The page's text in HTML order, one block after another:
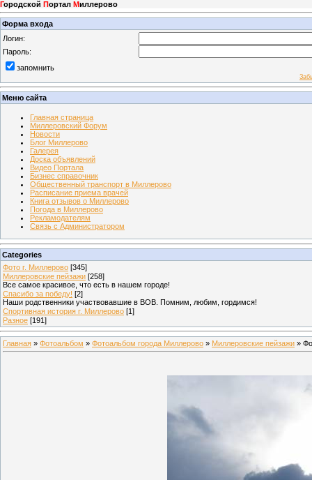
Городской Портал Миллерово
Форма входа
Логин:
Пароль:
запомнить
Меню сайта
Главная страница
Миллеровский Форум
Новости
Блог Миллерово
Галерея
Доска объявлений
Видео Портала
Бизнес справочник
Общественный транспорт в Миллерово
Расписание приема врачей
Книга отзывов о Миллерово
Погода в Миллерово
Рекламодателям
Связь с Администратором
Categories
Фото г. Миллерово [345]
Миллеровские пейзажи [258]
Все самое красивое, что есть в нашем городе!
Спасибо за победу! [2]
Наши родственники участвовавшие в ВОВ. Помним, любим, гордимся!
Спортивная история г. Миллерово [1]
Разное [191]
Главная » Фотоальбом » Фотоальбом города Миллерово » Миллеровские пейзажи »